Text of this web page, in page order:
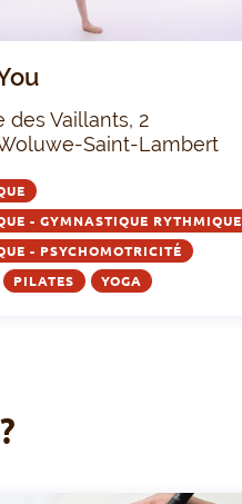
des Vaillants, 2
Saint-Lambert
- GYMNASTIQUE RYTHMIQUE
- PSYCHOMOTRICITÉ
PILATES YOGA